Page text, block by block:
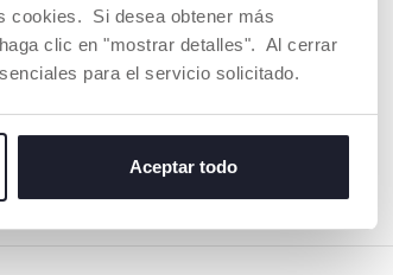
cookies. Si desea obtener más
clic en "mostrar detalles". Al cerrar
para el servicio solicitado.
Aceptar todo
estás pensando en unparto en el
o no durante el parto. Por
por maternidad, que ya puedes